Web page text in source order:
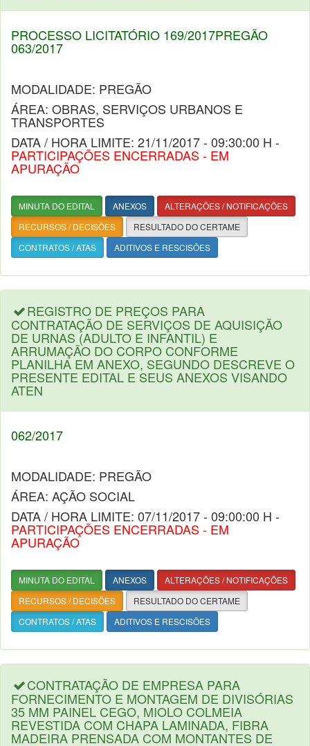
PROCESSO LICITATÓRIO 169/2017PREGÃO
063/2017
MODALIDADE: PREGÃO
ÁREA: OBRAS, SERVIÇOS URBANOS E
TRANSPORTES
DATA / HORA LIMITE: 21/11/2017 - 09:30:00 H -
PARTICIPAÇÕES ENCERRADAS - EM
APURAÇÃO
MINUTA DO EDITAL ANEXOS
ALTERAÇÕES / NOTIFICAÇÕES
RECURSOS / DECISÕES
RESULTADO DO CERTAME
CONTRATOS / ATAS
ADITIVOS E RESCISÕES
REGISTRO DE PREÇOS PARA
CONTRATAÇÃO DE SERVIÇOS DE AQUISIÇÃO
DE URNAS (ADULTO E INFANTIL) E
ARRUMAÇÃO DO CORPO CONFORME
PLANILHA EM ANEXO, SEGUNDO DESCREVE O
PRESENTE EDITAL E SEUS ANEXOS VISANDO
ATEN
062/2017
MODALIDADE: PREGÃO
ÁREA: AÇÃO SOCIAL
DATA / HORA LIMITE: 07/11/2017 - 09:00:00 H -
PARTICIPAÇÕES ENCERRADAS - EM
APURAÇÃO
MINUTA DO EDITAL ANEXOS
ALTERAÇÕES / NOTIFICAÇÕES
RECURSOS / DECISÕES
RESULTADO DO CERTAME
CONTRATOS / ATAS
ADITIVOS E RESCISÕES
CONTRATAÇÃO DE EMPRESA PARA
FORNECIMENTO E MONTAGEM DE DIVISÓRIAS
35 MM PAINEL CEGO, MIOLO COLMEIA
REVESTIDA COM CHAPA LAMINADA, FIBRA
MADEIRA PRENSADA COM MONTANTES DE